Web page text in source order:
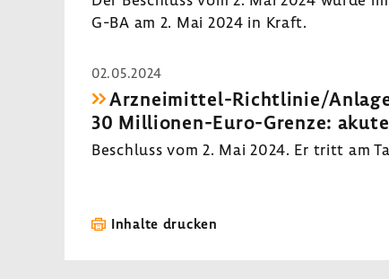
G-BA am 2. Mai 2024 in Kraft.
02.05.2024
Arzneimittel-​Richtlinie/
30 Millionen-​Euro-Grenze:
Beschluss vom 2. Mai 2024. Er tritt am
Inhalte drucken